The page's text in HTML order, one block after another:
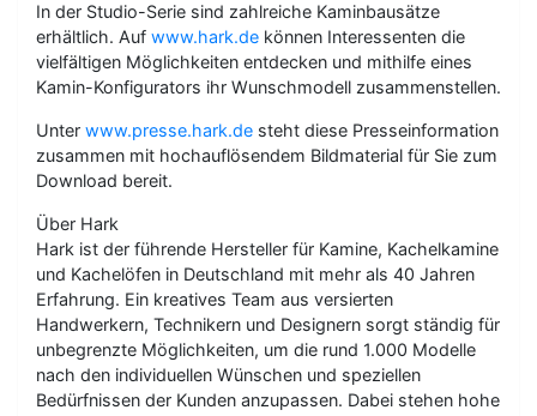
In der Studio-Serie sind zahlreiche Kaminbausätze
erhältlich. Auf www.hark.de können Interessenten die
vielfältigen Möglichkeiten entdecken und mithilfe eines
Kamin-Konfigurators ihr Wunschmodell zusammenstellen.
Unter www.presse.hark.de steht diese Presseinformation
zusammen mit hochauflösendem Bildmaterial für Sie zum
Download bereit.
Über Hark
Hark ist der führende Hersteller für Kamine, Kachelkamine
und Kachelöfen in Deutschland mit mehr als 40 Jahren
Erfahrung. Ein kreatives Team aus versierten
Handwerkern, Technikern und Designern sorgt ständig für
unbegrenzte Möglichkeiten, um die rund 1.000 Modelle
nach den individuellen Wünschen und speziellen
Bedürfnissen der Kunden anzupassen. Dabei stehen hohe